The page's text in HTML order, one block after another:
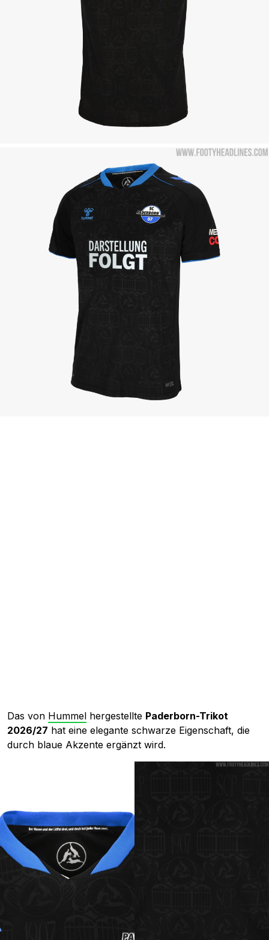
Das von Hummel hergestellte Paderborn-Trikot
2026/27 hat eine elegante schwarze Eigenschaft, die
durch blaue Akzente ergänzt wird.